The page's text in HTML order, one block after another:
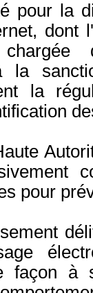
pour la
dont
la
la
pour
façon à